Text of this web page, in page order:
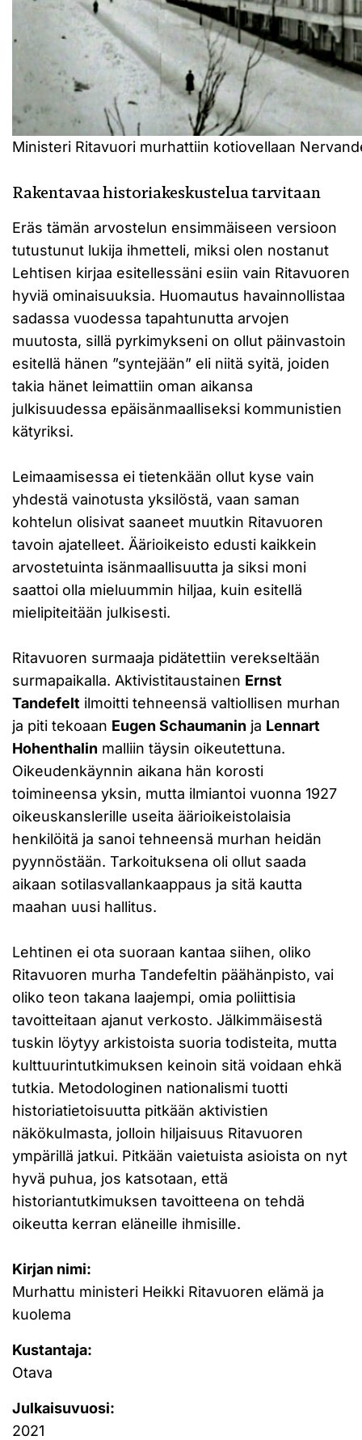
Ministeri Ritavuori murhattiin kotiovellaan
Rakentavaa historiakeskustelua tarvitaan
Eräs tämän arvostelun ensimmäiseen versioon
tutustunut lukija ihmetteli, miksi olen nostanut
Lehtisen kirjaa esitellessäni esiin vain Ritavuoren
hyviä ominaisuuksia. Huomautus havainnollistaa
sadassa vuodessa tapahtunutta arvojen
muutosta, sillä pyrkimykseni on ollut päinvastoin
esitellä hänen ”syntejään” eli niitä syitä, joiden
takia hänet leimattiin oman aikansa
julkisuudessa epäisänmaalliseksi kommunistien
kätyriksi.
Leimaamisessa ei tietenkään ollut kyse vain
yhdestä vainotusta yksilöstä, vaan saman
kohtelun olisivat saaneet muutkin Ritavuoren
tavoin ajatelleet. Äärioikeisto edusti kaikkein
arvostetuinta isänmaallisuutta ja siksi moni
saattoi olla mieluummin hiljaa, kuin esitellä
mielipiteitään julkisesti.
Ritavuoren surmaaja pidätettiin verekseltään
surmapaikalla. Aktivistitaustainen Ernst
Tandefelt ilmoitti tehneensä valtiollisen murhan
ja piti tekoaan Eugen Schaumanin ja Lennart
Hohenthalin malliin täysin oikeutettuna.
Oikeudenkäynnin aikana hän korosti
toimineensa yksin, mutta ilmiantoi vuonna 1927
oikeuskanslerille useita äärioikeistolaisia
henkilöitä ja sanoi tehneensä murhan heidän
pyynnöstään. Tarkoituksena oli ollut saada
aikaan sotilasvallankaappaus ja sitä kautta
maahan uusi hallitus.
Lehtinen ei ota suoraan kantaa siihen, oliko
Ritavuoren murha Tandefeltin päähänpisto, vai
oliko teon takana laajempi, omia poliittisia
tavoitteitaan ajanut verkosto. Jälkimmäisestä
tuskin löytyy arkistoista suoria todisteita, mutta
kulttuurintutkimuksen keinoin sitä voidaan ehkä
tutkia. Metodologinen nationalismi tuotti
historiatietoisuutta pitkään aktivistien
näkökulmasta, jolloin hiljaisuus Ritavuoren
ympärillä jatkui. Pitkään vaietuista asioista on nyt
hyvä puhua, jos katsotaan, että
historiantutkimuksen tavoitteena on tehdä
oikeutta kerran eläneille ihmisille.
Kirjan nimi:
Murhattu ministeri Heikki Ritavuoren elämä ja
kuolema
Kustantaja:
Otava
Julkaisuvuosi:
2021